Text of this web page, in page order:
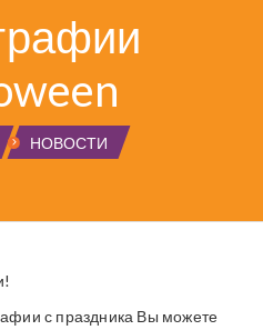
НОВОСТИ
с праздника Вы можете